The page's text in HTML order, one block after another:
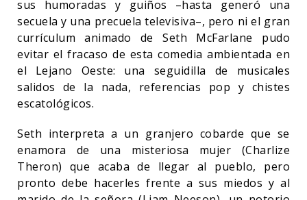
sus humoradas y guiños –hasta generó una
secuela y una precuela televisiva–, pero ni el gran
currículum animado de Seth McFarlane pudo
evitar el fracaso de esta comedia ambientada en
el Lejano Oeste: una seguidilla de musicales
salidos de la nada, referencias pop y chistes
escatológicos.
Seth interpreta a un granjero cobarde que se
enamora de una misteriosa mujer (Charlize
Theron) que acaba de llegar al pueblo, pero
pronto debe hacerles frente a sus miedos y al